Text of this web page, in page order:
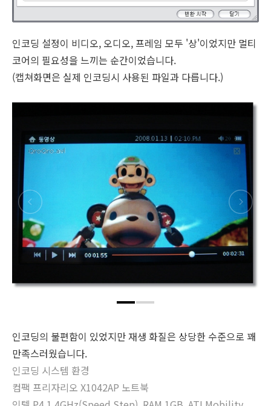
인코딩 설정이 비디오, 오디오, 프레임 모두 '상'이었지만 멀티
코어의 필요성을 느끼는 순간이었습니다.
(캡쳐화면은 실제 인코딩시 사용된 파일과 다릅니다.)
인코딩의 불편함이 있었지만 재생 화질은 상당한 수준으로 꽤
만족스러웠습니다.
인코딩 시스템 환경
컴팩 프리자리오 X1042AP 노트북